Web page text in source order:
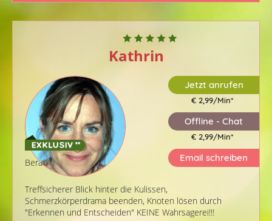
Kathrin
Berater-ID: 120
Treffsicherer Blick hinter die Kulissen,
Schmerzkörperdrama beenden, Knoten lösen durch
"Erkennen und Entscheiden" KEINE Wahrsagerei!!!
Jetzt anrufen
€ 2,99/Min*
Offline - Chat
€ 2,99/Min*
Email schreiben